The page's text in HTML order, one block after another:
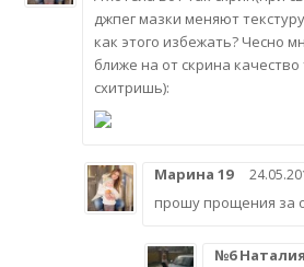
джпег мазки меняют
как этого избежать? Чесно
ближе на от скрина качество
схитришь):
Марина 19
прошу прощения за
№6 Наталия